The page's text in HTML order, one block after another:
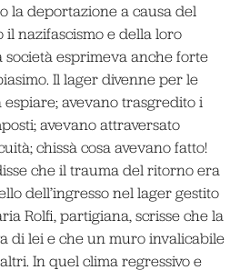
la deportazione a causa del
nazifascismo e della loro
esprimeva anche forte
Il lager divenne per le
avevano trasgredito i
avevano attraversato
chissà cosa avevano fatto!
che il trauma del ritorno era
dell’ingresso nel lager gestito
Rolfi, partigiana, scrisse che la
di lei e che un muro invalicabile
In quel clima regressivo e